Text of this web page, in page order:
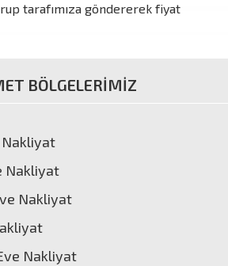
tarafımıza göndererek fiyat
BÖLGELERİMİZ
Nakliyat
Nakliyat
Nakliyat
Nakliyat